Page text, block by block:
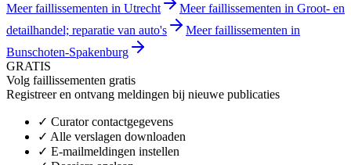
Meer faillissementen in Utrecht
Meer faillissementen in Groot- en
detailhandel; reparatie van auto's
Meer faillissementen in
Bunschoten-Spakenburg
GRATIS
Volg faillissementen gratis
Registreer en ontvang meldingen bij nieuwe publicaties
✓ Curator contactgegevens
✓ Alle verslagen downloaden
✓ E-mailmeldingen instellen